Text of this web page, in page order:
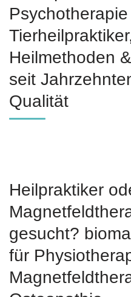
Heilmethoden
seit
Qualität
Heilpraktiker
gesucht?
für